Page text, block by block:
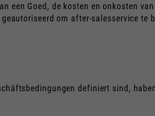
een Goed, de kosten en onkosten
om after-salesservice te
definiert sind,